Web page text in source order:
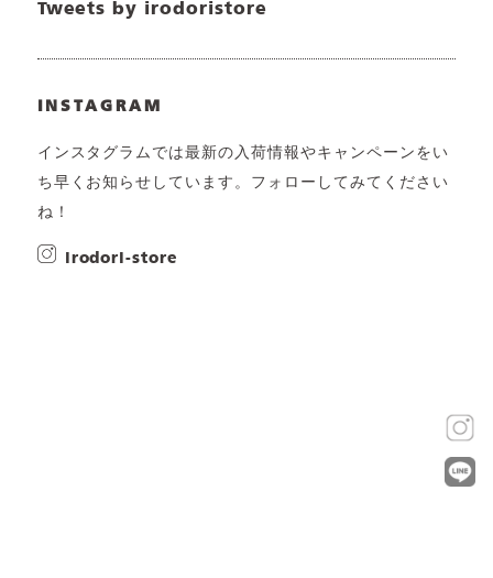
Tweets by irodoristore
INSTAGRAM
インスタグラムでは最新の入荷情報やキャンペーンをい
ち早くお知らせしています。フォローしてみてください
ね！
irodori-store